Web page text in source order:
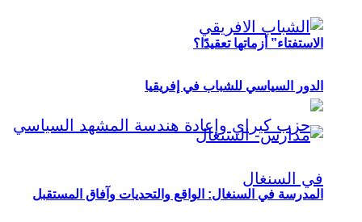
الاستفتاء” أزماتها تعقيدًا؟
الدور السياسي للشباب في إفريقيا
المدرسة في السنغال: الواقع والتحديات وآفاق المستقبل